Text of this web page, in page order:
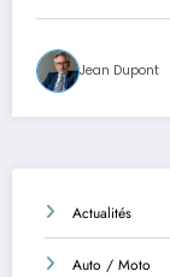
Jean Dupont
Actualités
Auto / Moto